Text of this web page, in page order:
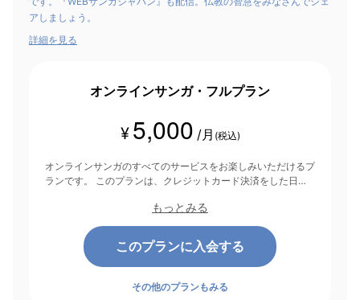
アしましょう。
詳細を見る
オンラインサンガ・フルプラン
¥ 5,000 /月 (税込)
オンラインサンガのすべてのサービスをお楽しみいただけるプ
ランです。 このプランは、クレジットカード決済をした日を
もっとみる
このプランに入会する
その他のプランもみる